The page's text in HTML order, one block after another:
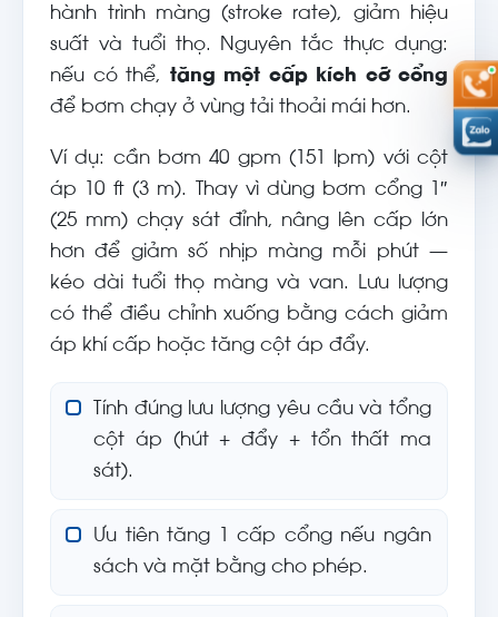
hành trình màng (stroke rate), giảm hiệu
suất và tuổi thọ. Nguyên tắc thực dụng:
nếu có thể, tăng một cấp kích cỡ cổng
để bơm chạy ở vùng tải thoải mái hơn.
Ví dụ: cần bơm 40 gpm (151 lpm) với cột
áp 10 ft (3 m). Thay vì dùng bơm cổng 1″
(25 mm) chạy sát đỉnh, nâng lên cấp lớn
hơn để giảm số nhịp màng mỗi phút —
kéo dài tuổi thọ màng và van. Lưu lượng
có thể điều chỉnh xuống bằng cách giảm
áp khí cấp hoặc tăng cột áp đẩy.
Tính đúng lưu lượng yêu cầu và tổng
cột áp (hút + đẩy + tổn thất ma
sát).
Ưu tiên tăng 1 cấp cổng nếu ngân
sách và mặt bằng cho phép.